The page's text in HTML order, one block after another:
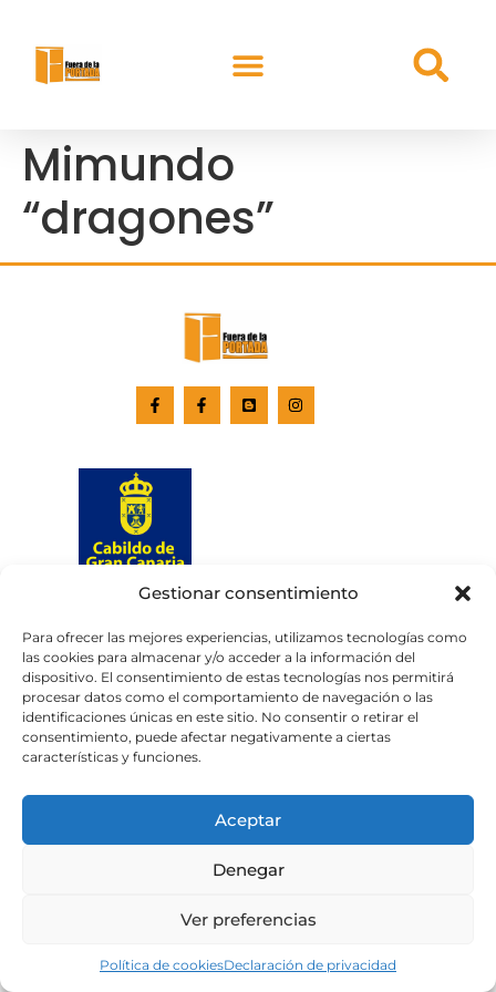
Gestionar consentimiento
Para ofrecer las mejores experiencias, utilizamos tecnologías como
las cookies para almacenar y/o acceder a la información del
dispositivo. El consentimiento de estas tecnologías nos permitirá
procesar datos como el comportamiento de navegación o las
identificaciones únicas en este sitio. No consentir o retirar el
consentimiento, puede afectar negativamente a ciertas
características y funciones.
Aceptar
Denegar
Ver preferencias
Política de cookiesDeclaración de privacidad
Mimundo
“dragones”
Aviso legalPolítica de privacidad
Política de cookies
Portal de transparencia